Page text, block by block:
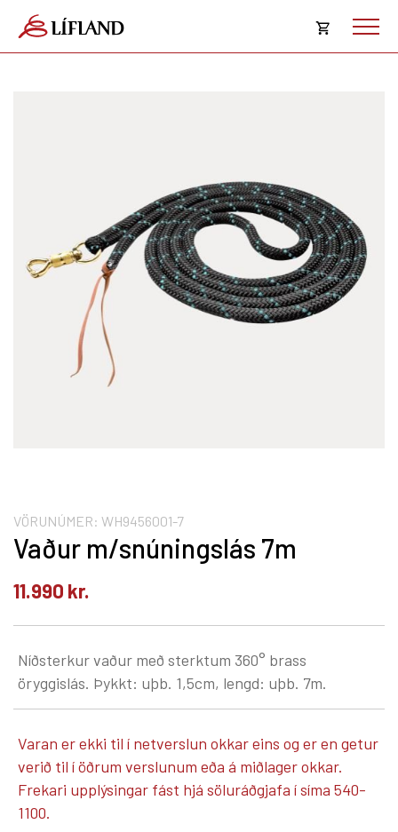
Opna
VÖRUNÚMER: WH9456001-7
Vaður m/snúningslás 7m
11.990 kr.
Níðsterkur vaður með sterktum 360° brass
öryggislás. Þykkt: uþb. 1,5cm, lengd: uþb. 7m.
Varan er ekki til í netverslun okkar eins og er en getur
verið til í öðrum verslunum eða á miðlager okkar.
Frekari upplýsingar fást hjá söluráðgjafa í síma 540-
1100.